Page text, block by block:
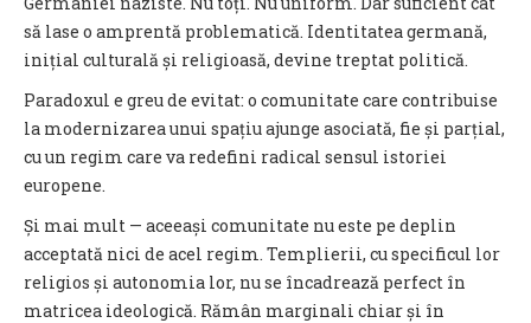
să lase o amprentă problematică. Identitatea germană,
inițial culturală și religioasă, devine treptat politică.
Paradoxul e greu de evitat: o comunitate care contribuise
la modernizarea unui spațiu ajunge asociată, fie și parțial,
cu un regim care va redefini radical sensul istoriei
europene.
Și mai mult — aceeași comunitate nu este pe deplin
acceptată nici de acel regim. Templierii, cu specificul lor
religios și autonomia lor, nu se încadrează perfect în
matricea ideologică. Rămân marginali chiar și în